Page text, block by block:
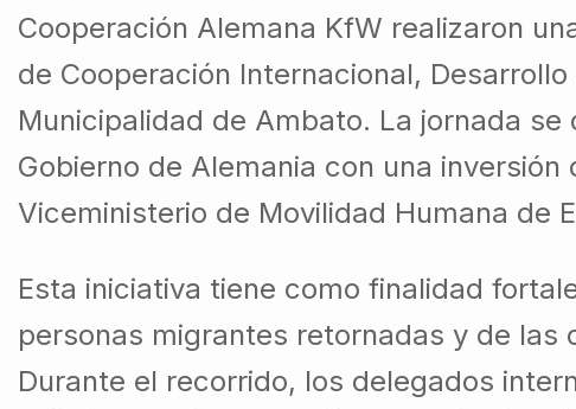
Cooperación Alemana KfW realizaron
de Cooperación Internacional,
Municipalidad de Ambato. La jornada
Gobierno de Alemania con una
Viceministerio de Movilidad Humana de
Esta iniciativa tiene como finalidad
personas migrantes retornadas y de las
Durante el recorrido, los delegados